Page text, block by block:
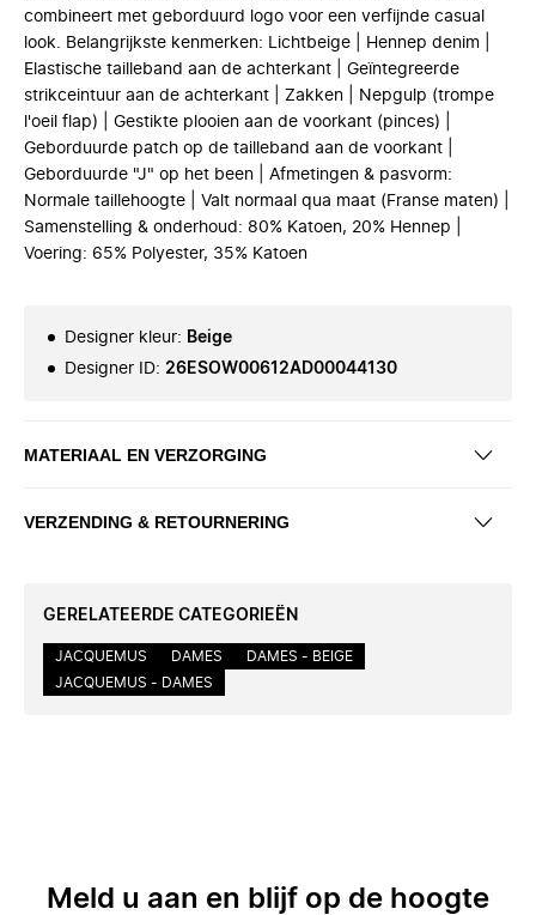
combineert met geborduurd logo voor een verfijnde casual
look. Belangrijkste kenmerken: Lichtbeige | Hennep denim |
Elastische tailleband aan de achterkant | Geïntegreerde
strikceintuur aan de achterkant | Zakken | Nepgulp (trompe
l'oeil flap) | Gestikte plooien aan de voorkant (pinces) |
Geborduurde patch op de tailleband aan de voorkant |
Geborduurde "J" op het been | Afmetingen & pasvorm:
Normale taillehoogte | Valt normaal qua maat (Franse maten) |
Samenstelling & onderhoud: 80% Katoen, 20% Hennep |
Voering: 65% Polyester, 35% Katoen
Designer kleur: Beige
Designer ID: 26ESOW00612AD00044130
MATERIAAL EN VERZORGING
VERZENDING & RETOURNERING
GERELATEERDE CATEGORIEËN
JACQUEMUS DAMES
DAMES - BEIGE
JACQUEMUS - DAMES
Meld u aan en blijf op de hoogte